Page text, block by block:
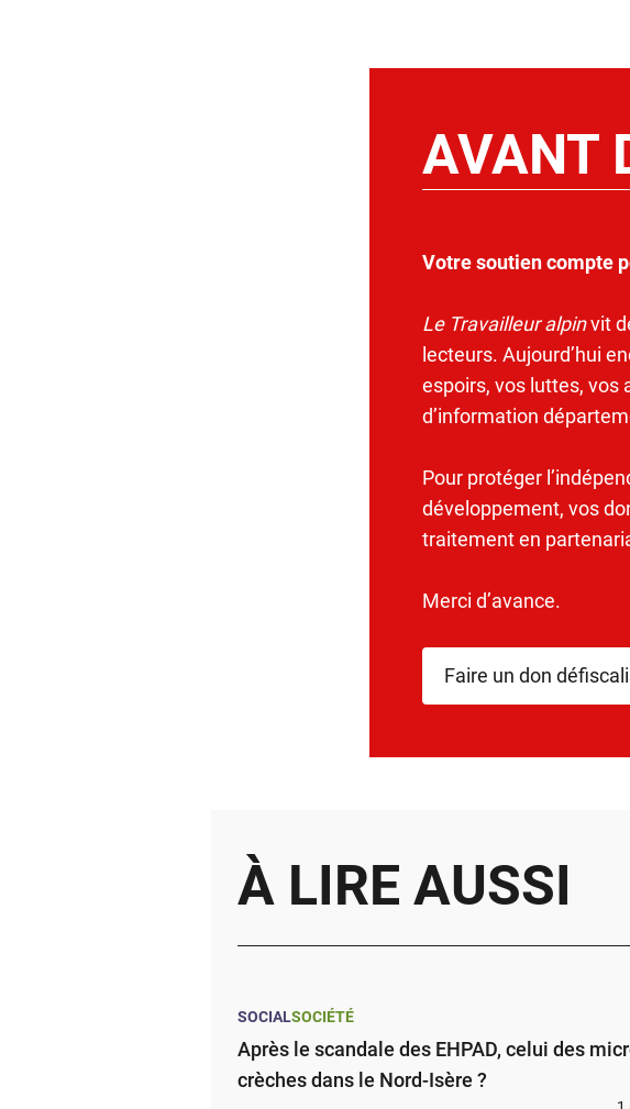
AVANT
Votre soutien compte
Le Travailleur alpinvit
lecteurs. Aujourd’hui
espoirs, vos luttes, vos
d’information
Pour protéger
développement, vos
traitement en
Merci d’avance.
Faire un don
À LIRE AUSSI
SOCIALSOCIÉTÉ
Après le scandale des EHPAD, celui des
crèches dans le Nord-Isère ?